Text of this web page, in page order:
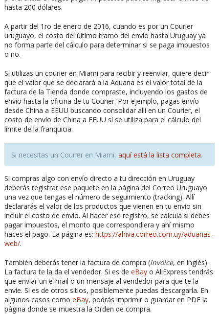
hasta 200 dólares.
A partir del 1ro de enero de 2016, cuando es por un Courier
uruguayo, el costo del último tramo del envío hasta Uruguay ya
no forma parte del cálculo para determinar si se paga impuestos
o no.
Si utilizas un courier en Miami para recibir y reenviar, quiere decir
que el valor que se declarará a la Aduana es el valor total de la
factura de la Tienda donde compraste, incluyendo los gastos de
envío hasta la oficina de tu Courier. Por ejemplo, pagas envío
desde China a EEUU buscando consolidar allí en un Courier, el
costo de envío de China a EEUU sí se utiliza para el cálculo del
límite de la franquicia.
Si necesitas un Courier en Miami, aquí está la lista completa.
Si compras algo con envío directo a tu dirección en Uruguay
deberás registrar ese paquete en la página del Correo Uruguayo
una vez que tengas el número de seguimiento (tracking). Allí
declararás el valor de los productos que vienen en tu envío sin
incluir el costo de envío. Al hacer ese registro, se calcula si debes
pagar impuestos, el monto que correspondiera y ahí mismo
haces el pago. La página es: https://ahiva.correo.com.uy/aduanas-
web/.
También deberás tener la factura de compra (invoice, en inglés).
La factura te la da el vendedor. Si es de eBayo AliExpress tendrás
que enviar un e-mail o un mensaje al vendedor para que te la
envíe. Si es de otros sitios, posiblemente puedas descargarla. En
algunos casos como eBay, podrás imprimir o guardar en PDF la
página donde se muestra la Orden de compra.